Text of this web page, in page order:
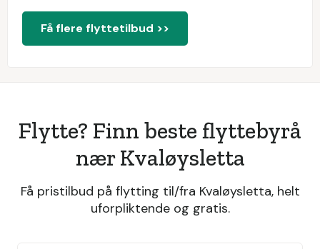
Få flere flyttetilbud >>
Flytte? Finn beste flyttebyrå
nær Kvaløysletta
Få pristilbud på flytting til/fra Kvaløysletta, helt
uforpliktende og gratis.